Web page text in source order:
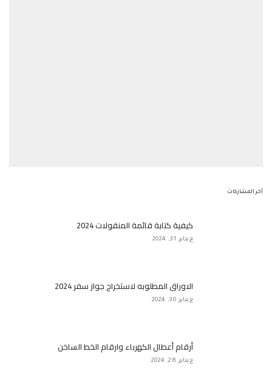
آخر المشاركات
كيفية كتابة قائمة المنقولات 2024
يناير 31, 2024
الاوراق المطلوبه لاستخراج جواز سفر 2024
يناير 30, 2024
أرقام أعطال الكهرباء وارقام الخط الساخن
يناير 28, 2024